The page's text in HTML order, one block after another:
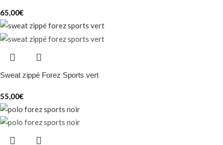
65,00€
Sweat zippé Forez Sports vert
55,00€